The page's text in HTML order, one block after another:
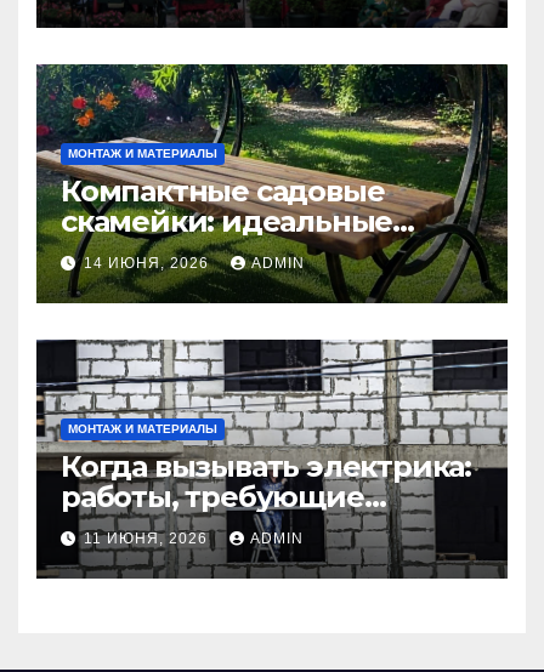
МОНТАЖ И МАТЕРИАЛЫ
Компактные садовые
скамейки: идеальные
решения Madmetal.ru для
маленьких участков
14 ИЮНЯ, 2026 ADMIN
МОНТАЖ И МАТЕРИАЛЫ
Когда вызывать электрика:
работы, требующие
профессионала Электрик
круглосуточно
11 ИЮНЯ, 2026 ADMIN